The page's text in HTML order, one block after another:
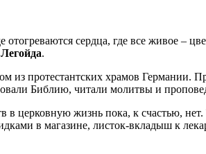
сердца, где все живое –
.
из протестантских храмов Германии.
Библию, читали молитвы и
церковную жизнь пока, к счастью,
в магазине, листок-вкладыш к